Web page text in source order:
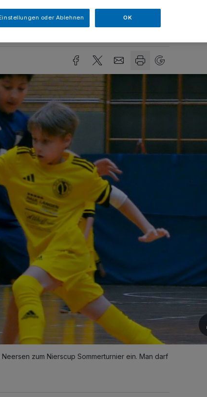
zum Nierscup Sommerturnier ein. Man darf
oder Ablehnen OK